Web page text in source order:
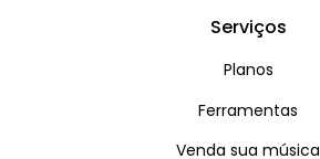
Serviços
Planos
Ferramentas
Venda sua música